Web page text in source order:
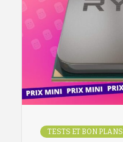
TESTS ET BON PLANS